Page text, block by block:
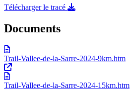
Télécharger le tracé
Documents
Trail-Vallee-de-la-Sarre-2024-9km.htm
Trail-Vallee-de-la-Sarre-2024-15km.htm